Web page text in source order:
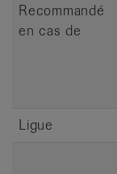
Recommandé
en cas de
Ligue